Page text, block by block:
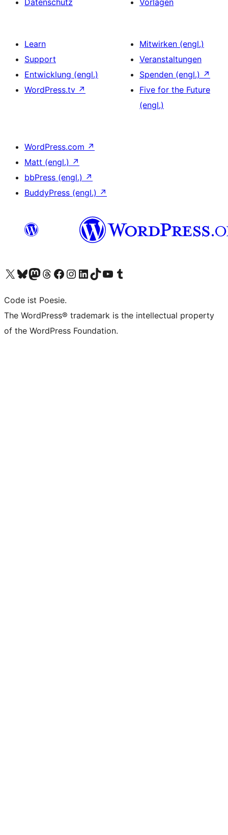
Datenschutz Vorlagen
Learn
Support
Entwicklung (engl.)
WordPress.tv ↗
Mitwirken (engl.)
Veranstaltungen
Spenden (engl.) ↗
Five for the Future
(engl.)
WordPress.com ↗
Matt (engl.) ↗
bbPress (engl.) ↗
BuddyPress (engl.) ↗
Das X-Konto (früher Twitter) von WordPress.org besuchen
Das Bluesky-Konto von WordPress.org besuchen
Das Mastodon-Konto von WordPress.org besuchen
Das Threads-Konto von WordPress.org besuchen
Die Facebook-Seite von WordPress.org besuchen
Das Instagram-Konto von WordPress.org besuchen
Das LinkedIn-Konto von WordPress.org besuchen
Das TikTok-Konto von WordPress.org besuchen
Den YouTube-Kanal von WordPress.org besuchen
Das Tumblr-Konto von WordPress.org besuchen
Code ist Poesie.
The WordPress® trademark is the intellectual property
of the WordPress Foundation.